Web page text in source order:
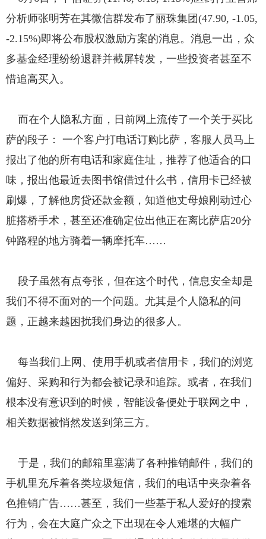
分析师张明芳在其微信群发布了丽珠集团(47.90, -1.05,
-2.15%)即将公布股权激励方案的消息。消息一出，众
多基金经理纷纷退群并截屏转发，一些投资者甚至不
惜追高买入。
而在个人隐私方面，日前网上流传了一个关于买比
萨的段子： 一个客户打电话订购比萨，客服人员马上
报出了他的所有电话和家庭住址，推荐了他适合的口
味，报出他最近去图书馆借过什么书，信用卡已经被
刷爆，了解他房贷还款金额，知道他丈母娘刚动过心
脏搭桥手术，甚至还准确定位出他正在离比萨店20分
钟路程的地方骑着一辆摩托车……
段子虽然有点夸张，但在这个时代，信息安全却是
我们不得不面对的一个问题。尤其是个人隐私的问
题，正越来越困扰我们身边的很多人。
每当我们上网、使用手机或者信用卡，我们的浏览
偏好、采购和行为都会被记录和追踪。或者，在我们
根本没有意识到的时候，智能设备便处于联网之中，
相关数据被悄然发送到第三方。
于是，我们的邮箱里塞满了各种推销邮件，我们的
手机里充斥着各类垃圾短信，我们的电话中夹杂着各
色推销广告……甚至，我们一些基于私人爱好的搜索
行为，会在大庭广众之下出现在令人难堪的大幅广